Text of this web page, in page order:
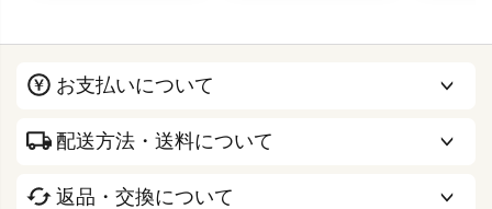
お支払いについて
配送方法・送料について
返品・交換について